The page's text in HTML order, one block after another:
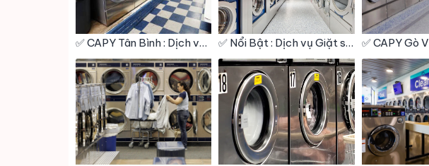
✅ CAPY Tân Bình : Dịch vụ Giặt sấy – Giặt hấp – Giặt khô – Giặt Công Nghiệp – Vệ Sinh giày ✅ Nổi Bật : Dịch vụ Giặt sấy – Giặt hấp – Giặt khô – Giặt Công Nghiệp – Vệ Sinh giày Quận Bình Thạnh